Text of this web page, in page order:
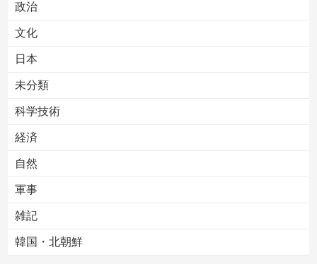
政治
文化
日本
未分類
科学技術
経済
自然
軍事
雑記
韓国・北朝鮮